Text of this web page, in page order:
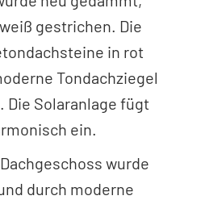
gestrichen. Die
in rot
Tondachziegel
Die Solaranlage fügt
ein.
wurde
durch moderne